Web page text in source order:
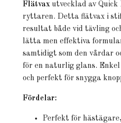
Flätvax utvecklad av
ryttaren. Detta flätvax i
resultat både vid tävling
lätta men effektiva
samtidigt som den vårdar
för en naturlig glans.
och perfekt för snygga
Fördelar:
Perfekt för